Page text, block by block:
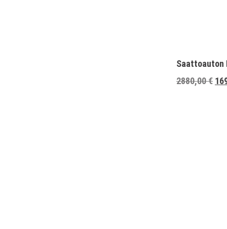
Saattoauton
2880,00€